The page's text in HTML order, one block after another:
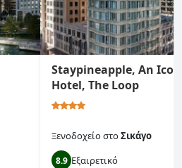
Staypineapple, An
Hotel, The Loop
ΞενοδοχείοστοΣικάγο
8.9 Εξαιρετικό